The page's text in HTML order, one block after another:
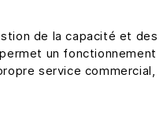
de la capacité et des
un fonctionnement
service commercial,